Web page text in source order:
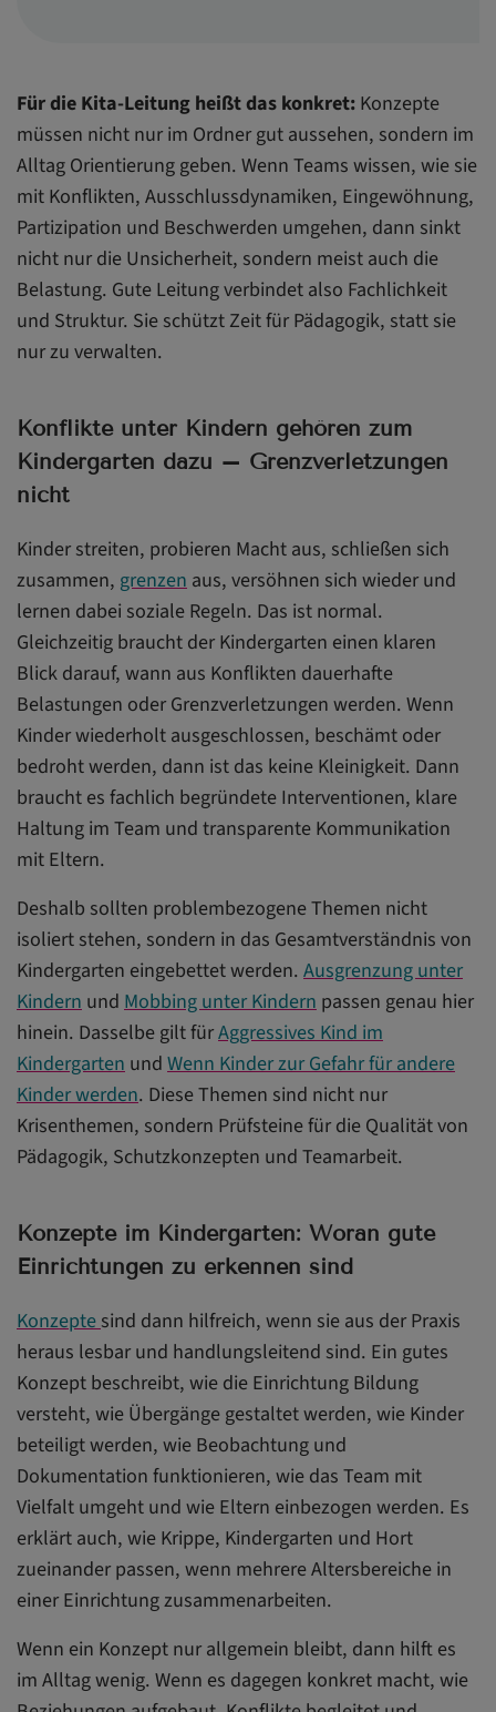
Für die Kita-Leitung heißt das konkret:Konzepte
müssen nicht nur im Ordner gut aussehen, sondern im
Alltag Orientierung geben. Wenn Teams wissen, wie sie
mit Konflikten, Ausschlussdynamiken, Eingewöhnung,
Partizipation und Beschwerden umgehen, dann sinkt
nicht nur die Unsicherheit, sondern meist auch die
Belastung. Gute Leitung verbindet also Fachlichkeit
und Struktur. Sie schützt Zeit für Pädagogik, statt sie
nur zu verwalten.
Konflikte unter Kindern gehören zum
Kindergarten dazu – Grenzverletzungen
nicht
Kinder streiten, probieren Macht aus, schließen sich
zusammen, grenzenaus, versöhnen sich wieder und
lernen dabei soziale Regeln. Das ist normal.
Gleichzeitig braucht der Kindergarten einen klaren
Blick darauf, wann aus Konflikten dauerhafte
Belastungen oder Grenzverletzungen werden. Wenn
Kinder wiederholt ausgeschlossen, beschämt oder
bedroht werden, dann ist das keine Kleinigkeit. Dann
braucht es fachlich begründete Interventionen, klare
Haltung im Team und transparente Kommunikation
mit Eltern.
Deshalb sollten problembezogene Themen nicht
isoliert stehen, sondern in das Gesamtverständnis von
Kindergarten eingebettet werden. Ausgrenzung unter
KindernundMobbing unter Kindernpassen genau hier
hinein. Dasselbe gilt fürAggressives Kind im
KindergartenundWenn Kinder zur Gefahr für andere
Kinder werden. Diese Themen sind nicht nur
Krisenthemen, sondern Prüfsteine für die Qualität von
Pädagogik, Schutzkonzepten und Teamarbeit.
Konzepte im Kindergarten: Woran gute
Einrichtungen zu erkennen sind
Konzeptesind dann hilfreich, wenn sie aus der Praxis
heraus lesbar und handlungsleitend sind. Ein gutes
Konzept beschreibt, wie die Einrichtung Bildung
versteht, wie Übergänge gestaltet werden, wie Kinder
beteiligt werden, wie Beobachtung und
Dokumentation funktionieren, wie das Team mit
Vielfalt umgeht und wie Eltern einbezogen werden. Es
erklärt auch, wie Krippe, Kindergarten und Hort
zueinander passen, wenn mehrere Altersbereiche in
einer Einrichtung zusammenarbeiten.
Wenn ein Konzept nur allgemein bleibt, dann hilft es
im Alltag wenig. Wenn es dagegen konkret macht, wie